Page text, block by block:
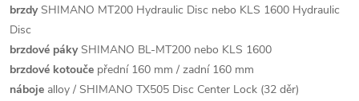
brzdySHIMANO MT200 Hydraulic Disc nebo KLS 1600 Hydraulic
Disc
brzdové pákySHIMANO BL-MT200 nebo KLS 1600
brzdové kotouče přední 160 mm / zadní 160 mm
náboje alloy / SHIMANO TX505 Disc Center Lock (32 děr)